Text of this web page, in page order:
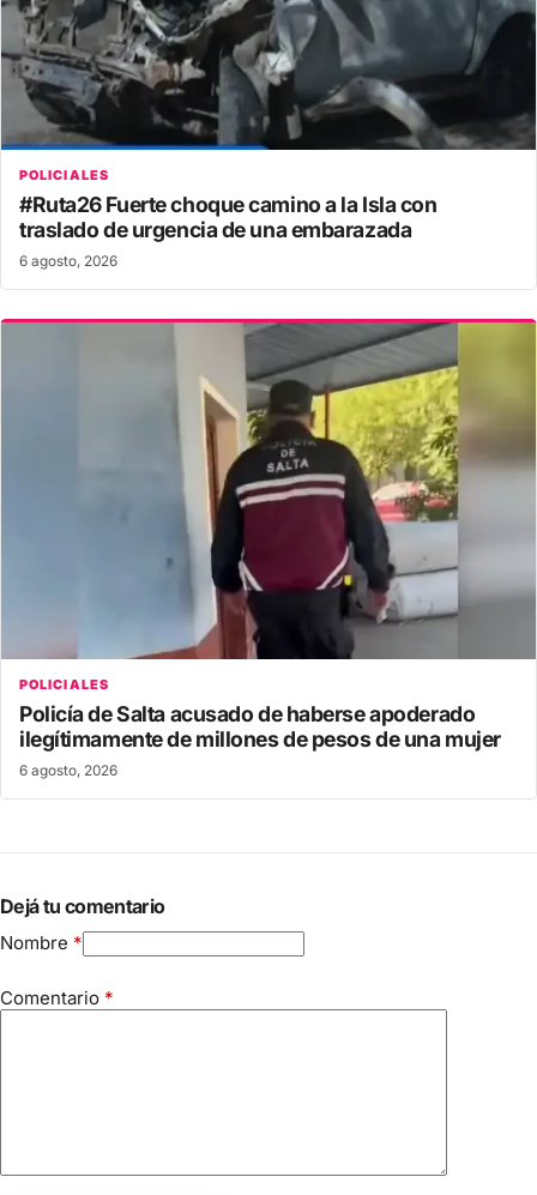
POLICIALES
#Ruta26 Fuerte choque camino a la Isla con
traslado de urgencia de una embarazada
6 agosto, 2026
POLICIALES
Policía de Salta acusado de haberse apoderado
ilegítimamente de millones de pesos de una mujer
6 agosto, 2026
Dejá tu comentario
Nombre *
Comentario *